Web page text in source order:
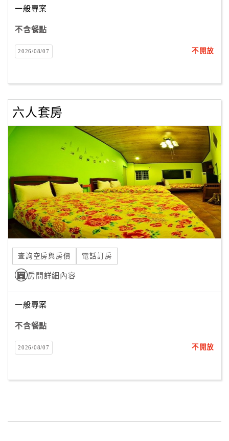
訂
房
Q&A
旅
卡
請
款
收
據
合
作
提
案
店
作
作
一般專案
不含餐點
2026/08/07 不開放
六人套房
查詢空房與房價 電話訂房
房間詳細內容
一般專案
不含餐點
2026/08/07 不開放